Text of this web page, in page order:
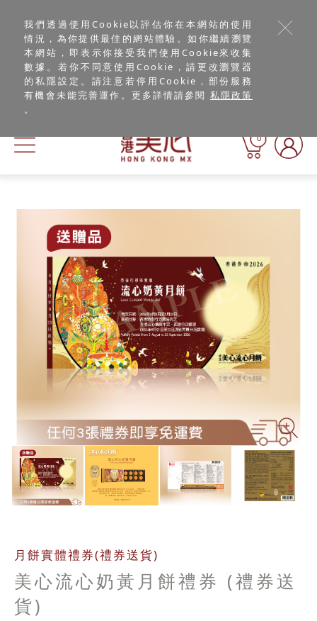
我們透過使用Cookie以評估你在本網站的使用
情況，為你提供最佳的網站體驗。如你繼續瀏覽
本網站，即表示你接受我們使用Cookie來收集
數據。若你不同意使用Cookie，請更改瀏覽器
的私隱設定。請注意若停用Cookie，部份服務
有機會未能完善運作。更多詳情請參閱 私隱政策
。
0
月餅實體禮券(禮券送貨)
美心流心奶黃月餅禮券 (禮券送
貨)